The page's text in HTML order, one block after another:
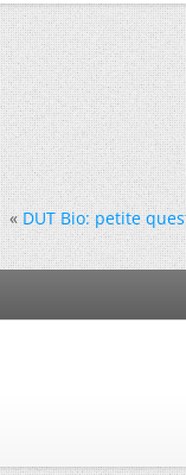
« DUT Bio: petite